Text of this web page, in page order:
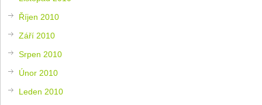
Říjen 2010
Září 2010
Srpen 2010
Únor 2010
Leden 2010